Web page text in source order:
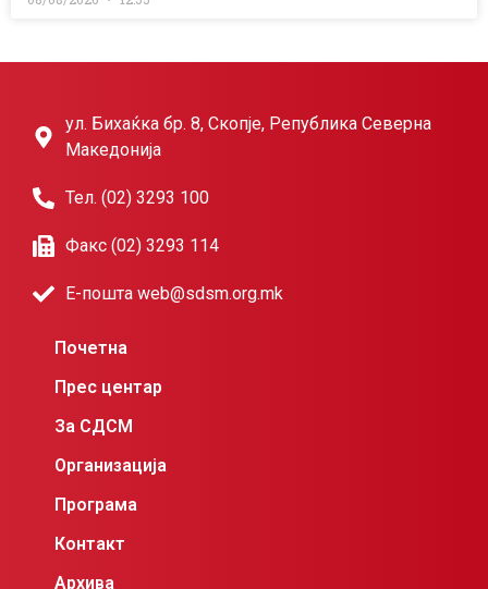
ул. Бихаќка бр. 8, Скопје, Република Северна
Македонија
Тел. (02) 3293 100
Факс (02) 3293 114
Е-пошта web@sdsm.org.mk
Почетна
Прес центар
За СДСМ
Организација
Програма
Контакт
Архива